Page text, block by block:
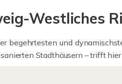
Westliches
und
Stadthäusern – trifft